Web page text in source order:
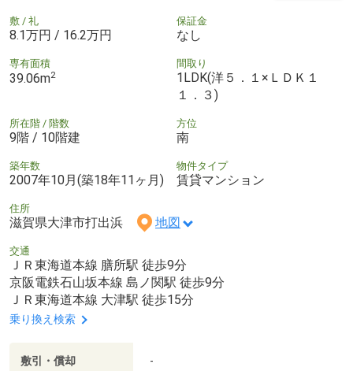
敷 / 礼
8.1万円 / 16.2万円
保証金
なし
専有面積
39.06m2
間取り
1LDK(洋５．１×ＬＤＫ１
１．３)
所在階 / 階数
9階 / 10階建
方位
南
築年数
2007年10月(築18年11ヶ月)
物件タイプ
賃貸マンション
住所
滋賀県大津市打出浜 地図
交通
ＪＲ東海道本線 膳所駅 徒歩9分
京阪電鉄石山坂本線 島ノ関駅 徒歩9分
ＪＲ東海道本線 大津駅 徒歩15分
乗り換え検索
敷引・償却 -